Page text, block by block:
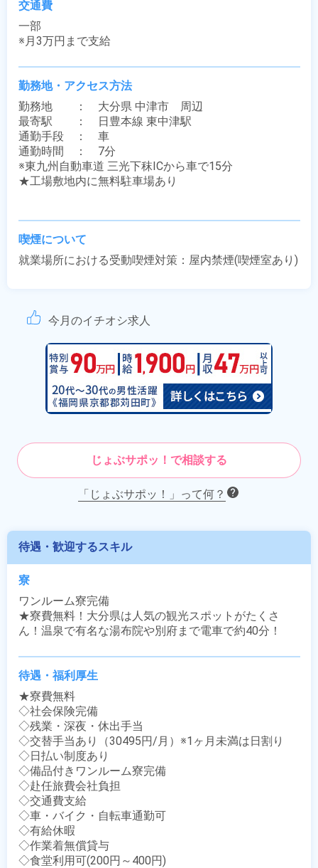
交通費
一部
※月3万円まで支給
勤務地・アクセス方法
勤務地　　：　大分県 中津市　周辺
最寄駅　　：　日豊本線 東中津駅
通勤手段　：　車
通勤時間　：　7分
※東九州自動車道 三光下秣ICから車で15分
★工場敷地内に無料駐車場あり
喫煙について
就業場所における受動喫煙対策：屋内禁煙(喫煙室あり)
今月のイチオシ求人
じょぶサポッ！で相談する
「じょぶサポッ！」って何？
待遇・歓迎するスキル
寮
ワンルーム寮完備
★寮費無料！大分県は人気の観光スポットがたくさ
ん！温泉で有名な湯布院や別府まで電車で約40分！
待遇・福利厚生
★寮費無料
◇社会保険完備
◇残業・深夜・休出手当
◇交替手当あり（30495円/月）※1ヶ月未満は日割り
◇日払い制度あり
◇備品付きワンルーム寮完備
◇赴任旅費会社負担
◇交通費支給
◇車・バイク・自転車通勤可
◇有給休暇
◇作業着無償貸与
◇食堂利用可(200円～400円)